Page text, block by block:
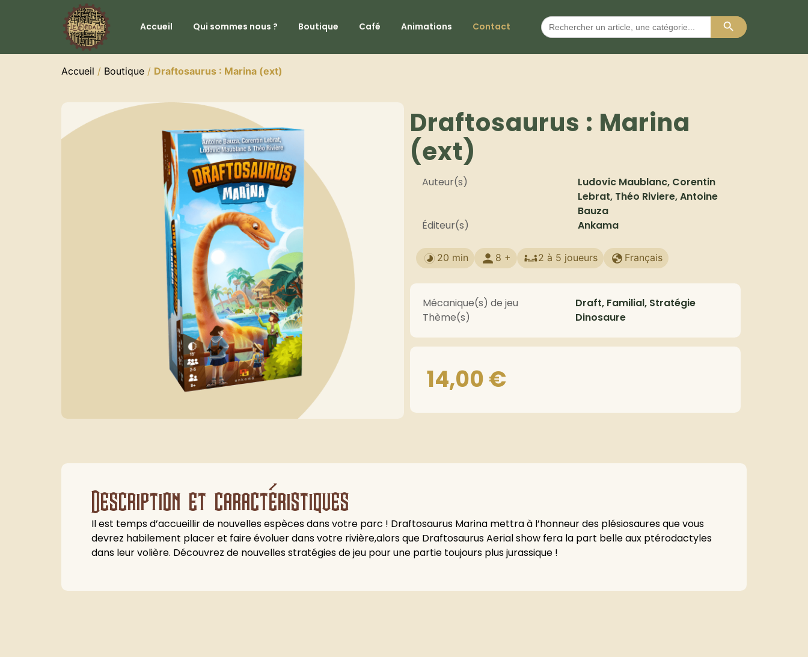
Accueil Qui sommes nous ? Boutique Café Animations Contact
Search
for:
Search Button
Accueil / Boutique / Draftosaurus : Marina (ext)
Draftosaurus : Marina
(ext)
Auteur(s)
Ludovic Maublanc, Corentin
Lebrat, Théo Riviere, Antoine
Bauza
Éditeur(s)
Ankama
20 min 8 + 2 à 5 joueurs Français
Mécanique(s) de jeu
Draft, Familial, Stratégie
Thème(s)
Dinosaure
14,00€
Description et caractéristiques
Il est temps d’accueillir de nouvelles espèces dans votre parc ! Draftosaurus Marina mettra à l’honneur des plésiosaures que vous
devrez habilement placer et faire évoluer dans votre rivière,alors que Draftosaurus Aerial show fera la part belle aux ptérodactyles
dans leur volière. Découvrez de nouvelles stratégies de jeu pour une partie toujours plus jurassique !